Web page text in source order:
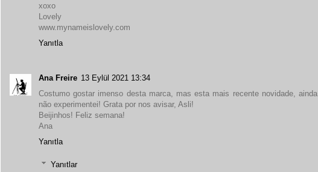
xoxo
Lovely
www.mynameislovely.com
Yanıtla
Ana Freire 13 Eylül 2021 13:34
Costumo gostar imenso desta marca, mas esta mais recente novidade, ainda
não experimentei! Grata por nos avisar, Asli!
Beijinhos! Feliz semana!
Ana
Yanıtla
Yanıtlar